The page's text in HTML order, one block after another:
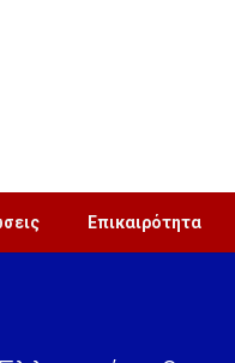
Επικαιρότητα